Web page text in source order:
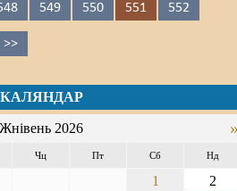
549 550 551 552
>>
КАЛЯНДАР
Жнівень 2026
Чц Пт Сб Нд
1
2